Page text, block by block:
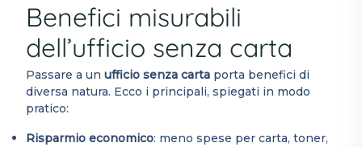
Benefici misurabili
dell’ufficio senza carta
Passare a unufficio senza carta porta benefici di
diversa natura. Ecco i principali, spiegati in modo
pratico:
Risparmio economico: meno spese per carta, toner,